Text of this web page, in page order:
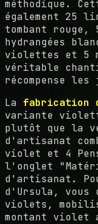
méthodique.
également 25
tombant
hydrangées
violettes et 5
véritable
récompense
La fabrication
variante
plutôt que la
d'artisanat
violet et 4
l'onglet
d'artisanat.
d'Ursula, vous
violets,
montant violet